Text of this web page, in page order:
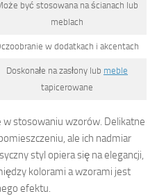
być stosowana na ścianach lub
meblach
w dodatkach i akcentach
Doskonałe na zasłony lub meble
tapicerowane
stosowaniu wzorów. Delikatne
ale ich nadmiar
styl opiera się na elegancji,
kolorami a wzorami jest
efektu.